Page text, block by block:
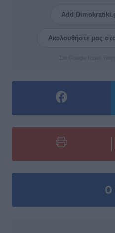
Add
Ακολουθήστε μας
0